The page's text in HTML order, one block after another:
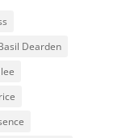
Dearden